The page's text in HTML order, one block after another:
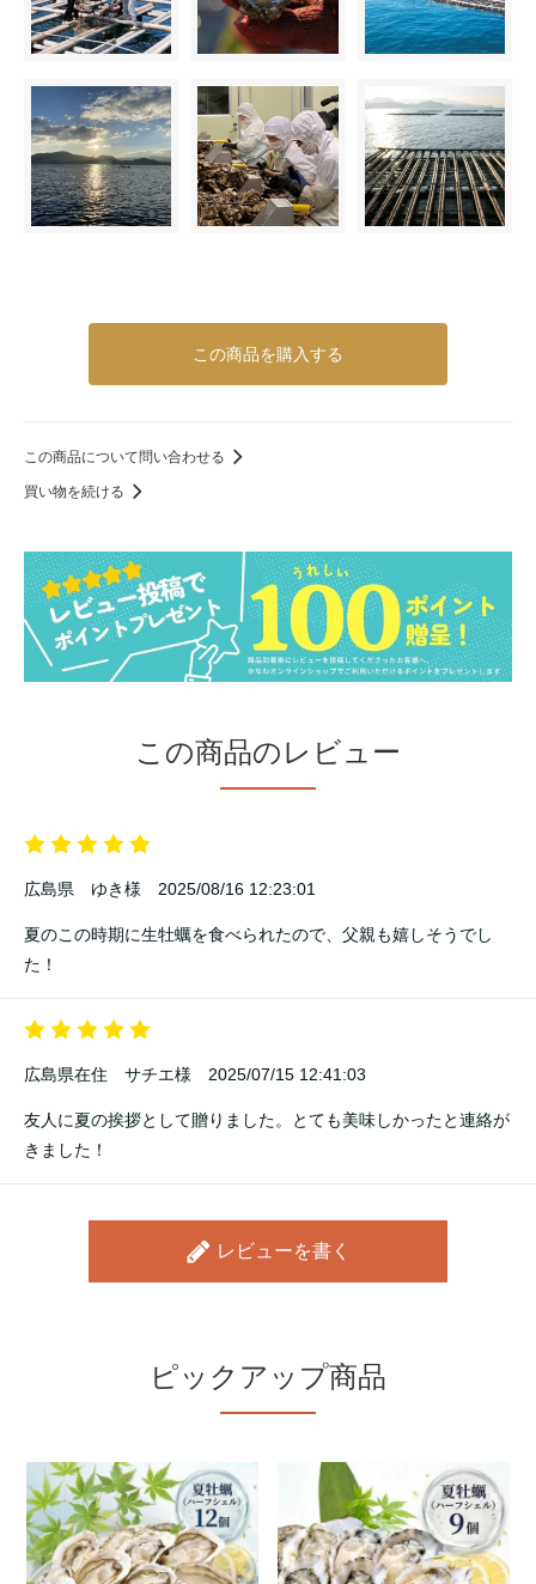
この商品を購入する
この商品について問い合わせる
買い物を続ける
この商品のレビュー
広島県 ゆき様 2025/08/16 12:23:01
夏のこの時期に生牡蠣を食べられたので、父親も嬉しそうでし
た！
広島県在住 サチエ様 2025/07/15 12:41:03
友人に夏の挨拶として贈りました。とても美味しかったと連絡が
きました！
レビューを書く
ピックアップ商品